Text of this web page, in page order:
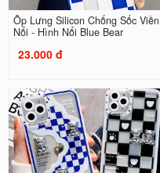
Ốp Lưng Silicon Chống Sốc Viền
Nổi - Hình Nổi Blue Bear
23.000 đ